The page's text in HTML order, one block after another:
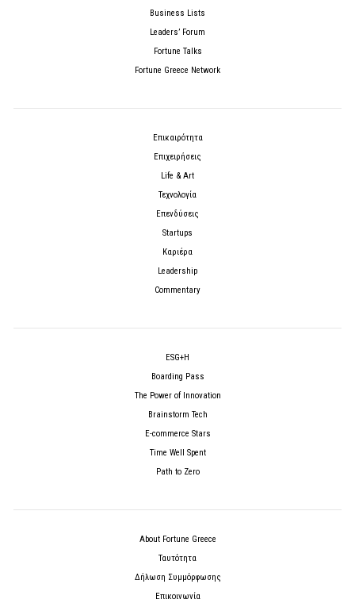
Business Lists
Leaders’ Forum
Fortune Talks
Fortune Greece Network
Επικαιρότητα
Επιχειρήσεις
Life & Art
Τεχνολογία
Επενδύσεις
Startups
Καριέρα
Leadership
Commentary
ESG+H
Boarding Pass
The Power of Innovation
Brainstorm Tech
E-commerce Stars
Time Well Spent
Path to Zero
About Fortune Greece
Ταυτότητα
Δήλωση Συμμόρφωσης
Επικοινωνία